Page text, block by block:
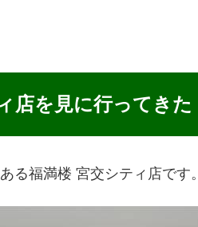
店を見に行ってきた
る福満楼 宮交シティ店です。